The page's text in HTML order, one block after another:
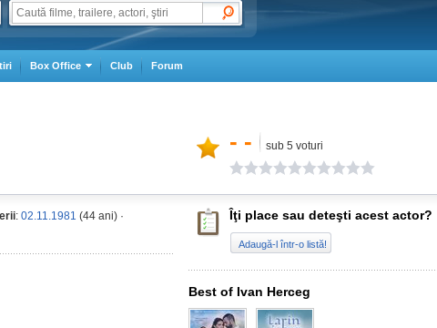
Box Office Club Forum
- - sub 5 voturi
: 02.11.1981 (44 ani) ·
Îţi place sau deteşti acest actor?
Adaugă-l într-o listă!
Best of Ivan Herceg